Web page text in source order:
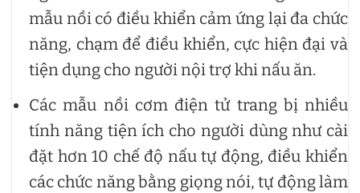
mẫu nồi có điều khiển cảm ứng lại đa chức
năng, chạm để điều khiển, cực hiện đại và
tiện dụng cho người nội trợ khi nấu ăn.
Các mẫu nồi cơm điện tử trang bị nhiều
tính năng tiện ích cho người dùng như cài
đặt hơn 10 chế độ nấu tự động, điều khiển
các chức năng bằng giọng nói, tự động làm